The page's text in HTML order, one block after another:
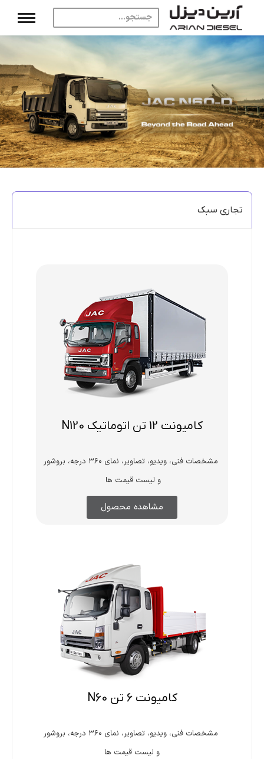
تجاری سبک
کامیونت 12 تن اتوماتیک N120
مشخصات فنی، ویدیو، تصاویر، نمای ۳۶۰ درجه، بروشور
و لیست قیمت ها
مشاهده محصول
کامیونت 6 تن N60
مشخصات فنی، ویدیو، تصاویر، نمای ۳۶۰ درجه، بروشور
و لیست قیمت ها